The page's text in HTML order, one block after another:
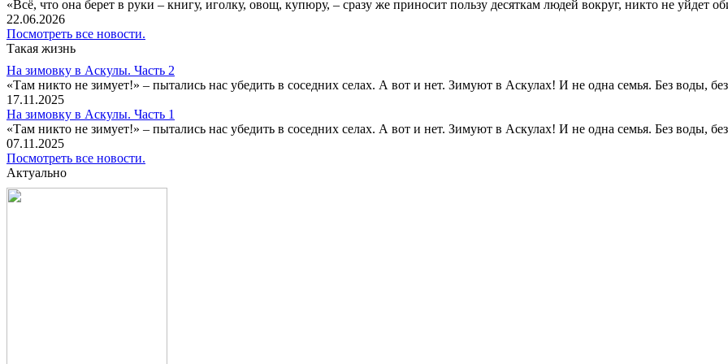
«Всё, что она берет в руки – книгу, иголку, овощ, купюру, – сразу же приносит пользу десяткам людей вокруг, никто не уйдет
22.06.2026
Посмотреть все новости.
Такая жизнь
На зимовку в Аскулы. Часть 2
«Там никто не зимует!» – пытались нас убедить в соседних селах. А вот и нет. Зимуют в Аскулах! И не одна семья. Без воды,
17.11.2025
На зимовку в Аскулы. Часть 1
«Там никто не зимует!» – пытались нас убедить в соседних селах. А вот и нет. Зимуют в Аскулах! И не одна семья. Без воды,
07.11.2025
Посмотреть все новости.
Актуально